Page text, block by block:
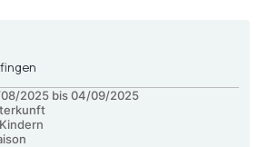
2025 bis 04/09/2025